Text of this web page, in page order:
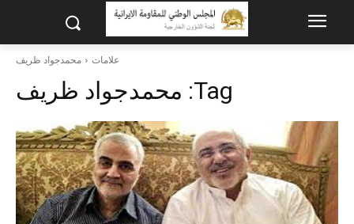
علامات محمدجواد ظریف
Tag: محمدجواد ظریف